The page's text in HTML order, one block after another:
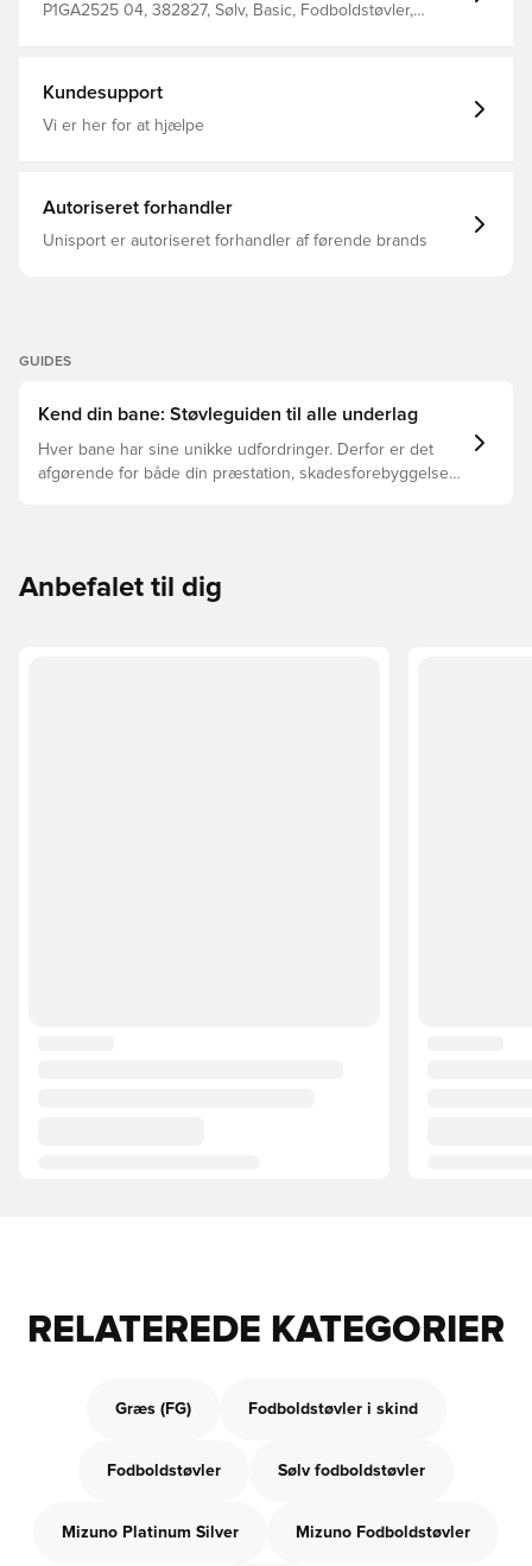
snøring er tilføjet for at give den det klassiske look af
P1GA2525 04, 382827, Sølv, Basic, Fodboldstøvler,
Kundesupport
Vi er her for at hjælpe
Autoriseret forhandler
Unisport er autoriseret forhandler af førende brands
GUIDES
Kend din bane: Støvleguiden til alle underlag
Hver bane har sine unikke udfordringer. Derfor er det
afgørende for både din præstation, skadesforebyggelse
Anbefalet til dig
RELATEREDE KATEGORIER
Græs (FG) Fodboldstøvler i skind
Fodboldstøvler Sølv fodboldstøvler
Mizuno Platinum Silver Mizuno Fodboldstøvler